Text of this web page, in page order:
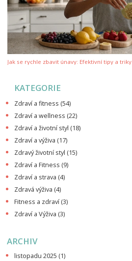
Jak se rychle zbavit únavy: Efektivní tipy a triky
KATEGORIE
Zdraví a fitness (54)
Zdraví a wellness (22)
Zdraví a životní styl (18)
Zdraví a výživa (17)
Zdravý životní styl (15)
Zdraví a Fitness (9)
Zdraví a strava (4)
Zdravá výživa (4)
Fitness a zdraví (3)
Zdraví a Výživa (3)
ARCHIV
listopadu 2025 (1)